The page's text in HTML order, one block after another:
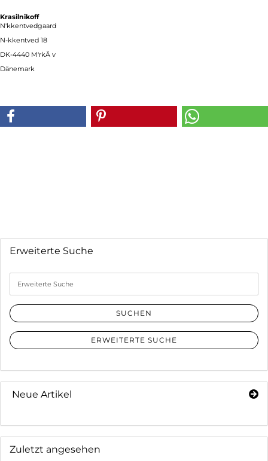
Krasilnikoff
N'kkentvedgaard
N-kkentved 18
DK-4440 M'rkÃ v
Dänemark
Erweiterte Suche
Suche
SUCHEN
ERWEITERTE SUCHE
Neue Artikel
Zuletzt angesehen